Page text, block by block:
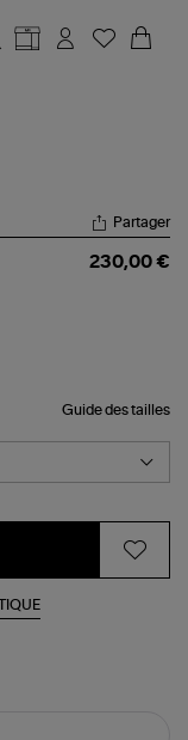
Partager
230,00 €
Guide des tailles